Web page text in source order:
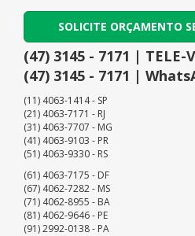
SOLICITE ORÇAMENTO
(47) 3145 - 7171 | TELE-
(47) 3145 - 7171 |
(11) 4063-1414 - SP
(21) 4063-7171 - RJ
(31) 4063-7707 - MG
(41) 4063-9103 - PR
(51) 4063-9330 - RS
(61) 4063-7175 - DF
(67) 4062-7282 - MS
(71) 4062-8955 - BA
(81) 4062-9646 - PE
(91) 2992-0138 - PA